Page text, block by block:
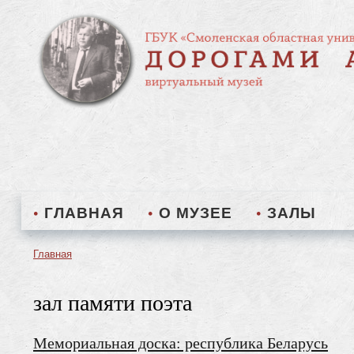
ГЛАВНАЯ О МУЗЕЕ ЗАЛЫ
Главная
зал памяти поэта
Мемориальная доска: республика Беларусь